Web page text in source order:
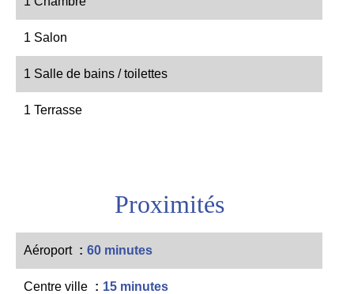
1 Salon
1 Salle de bains / toilettes
1 Terrasse
Proximités
Aéroport 60 minutes
Centre ville 15 minutes